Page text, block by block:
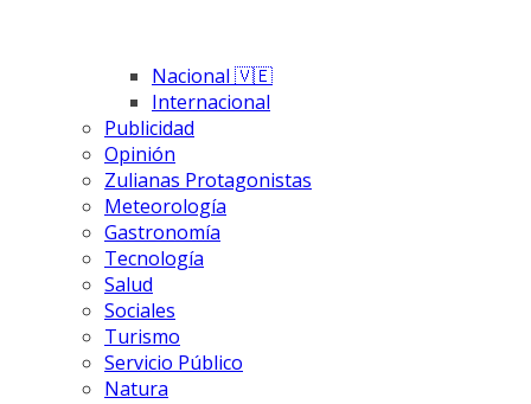
Nacional 🇻🇪
Internacional
Publicidad
Opinión
Zulianas Protagonistas
Meteorología
Gastronomía
Tecnología
Salud
Sociales
Turismo
Servicio Público
Natura